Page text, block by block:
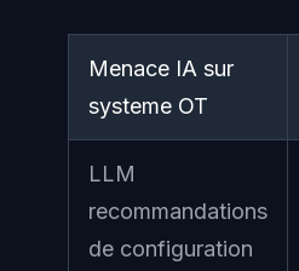
Menace IA sur
systeme OT
LLM
recommandations
de configuration